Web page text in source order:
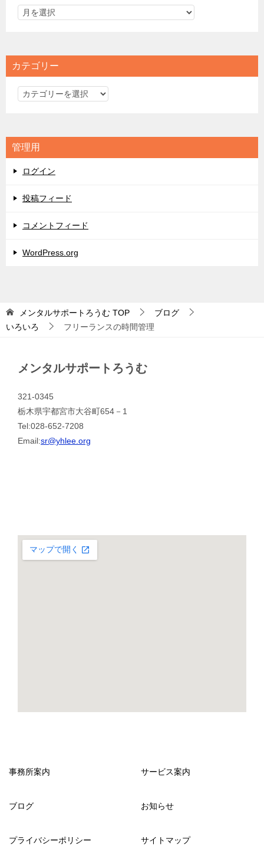
カテゴリー
カ
リ
ー
管理用
ログイン
投稿フィード
コメントフィード
WordPress.org
メンタルサポートろうむ TOP
ブログ
いろいろ
フリーランスの時間管理
メンタルサポートろうむ
321-0345
栃木県宇都宮市大谷町654－1
Tel:028-652-7208
Email:sr@yhlee.org
事務所案内 サービス案内
ブログ お知らせ
プライバシーポリシー サイトマップ